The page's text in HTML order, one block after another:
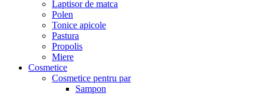
Laptisor de matca
Polen
Tonice apicole
Pastura
Propolis
Miere
Cosmetice
Cosmetice pentru par
Sampon